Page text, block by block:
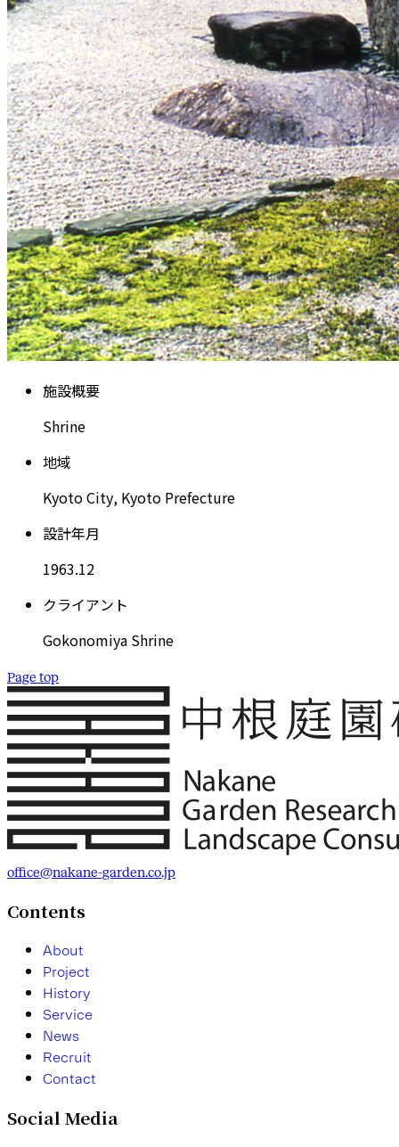
施設概要
Shrine
地域
KyotoCity, Kyoto Prefecture
設計年月
1963.12
クライアン ト
Gokonomiya Shrine
Page top
office@nakane-garden.co.jp
Contents
About
Project
History
Service
News
Recruit
Contact
Social Media